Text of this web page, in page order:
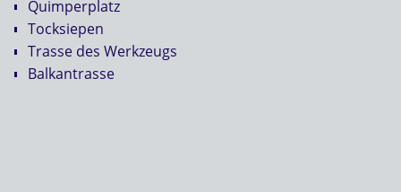
Quimperplatz
Tocksiepen
Trasse des Werkzeugs
Balkantrasse